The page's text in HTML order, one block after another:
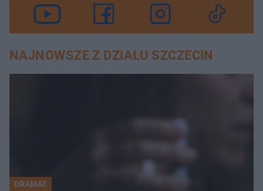
NAJNOWSZE Z DZIAŁU SZCZECIN
DRAMAT